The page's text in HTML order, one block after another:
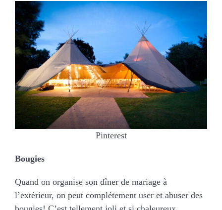
Pinterest
Bougies
Quand on organise son dîner de mariage à
l’extérieur, on peut complétement user et abuser des